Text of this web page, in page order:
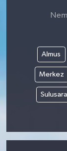
Almus
Merkez